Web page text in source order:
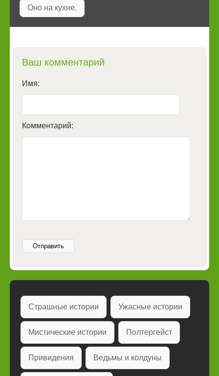
Оно на кухне.
Ваш комментарий
Имя:
Комментарий:
Отправить
Страшные истории Ужасные истории
Мистические истории Полтергейст
Привидения Ведьмы и колдуны